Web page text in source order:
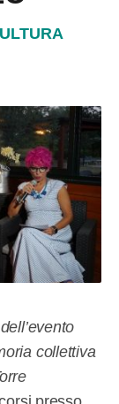
collettiva